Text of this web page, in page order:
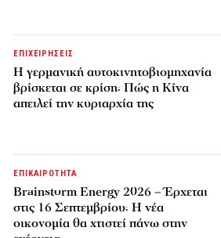
ΕΠΙΧΕΙΡΗΣΕΙΣ
Η γερμανική αυτοκινητοβιομηχανία
βρίσκεται σε κρίση: Πώς η Κίνα
απειλεί την κυριαρχία της
ΕΠΙΚΑΙΡΟΤΗΤΑ
Brainstorm Energy 2026 – Έρχεται
στις 16 Σεπτεμβρίου: Η νέα
οικονομία θα χτιστεί πάνω στην